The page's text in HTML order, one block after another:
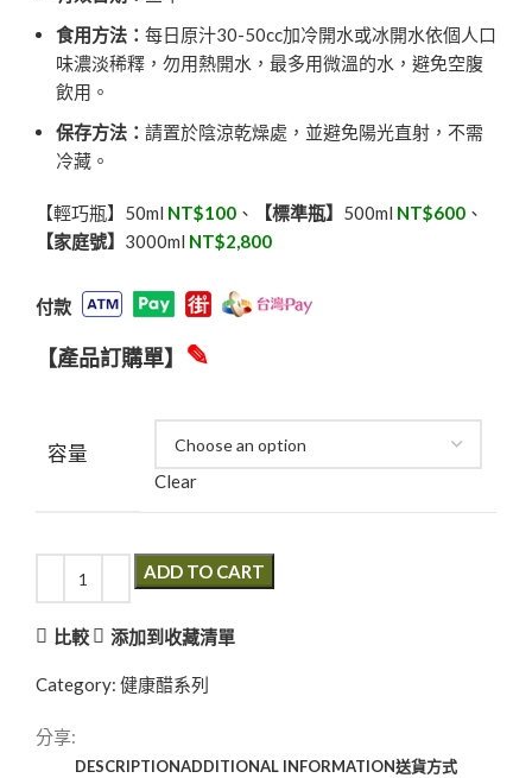
食用方法： 每日原汁30-50cc加冷開水或冰開水依個人口
味濃淡稀釋，勿用熱開水，最多用微溫的水，避免空腹
飲用。
保存方法： 請置於陰涼乾燥處，並避免陽光直射，不需
冷藏。
【輕巧瓶】50ml NT$100 、 【標準瓶】 500ml NT$600 、
【家庭號】 3000ml NT$2,800
付款
【產品訂購單】 ✎
容量
Clear
ADD TO CART
比較 添加到收藏清單
Category: 健康醋系列
分享:
DESCRIPTIONADDITIONAL INFORMATION送貨方式